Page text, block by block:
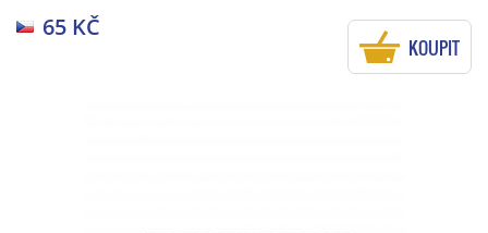
65 KČ
KOUPIT